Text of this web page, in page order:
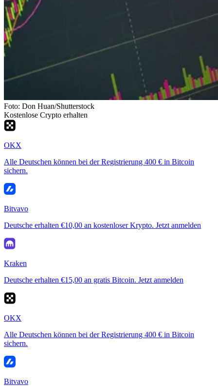
Foto: Don Huan/Shutterstock
Kostenlose Crypto erhalten
OKX
Alle Deutschen können bei der Registrierung 400 € in Bitcoin
sichern.
Bitvavo
Deutsche erhalten €10,00 an kostenloser Krypto. Jetzt anmelden
Kraken
Deutsche erhalten €15,00 an gratis Bitcoin. Jetzt anmelden
OKX
Alle Deutschen können bei der Registrierung 400 € in Bitcoin
sichern.
Bitvavo